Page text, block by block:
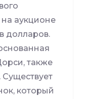
на аукционе
долларов.
также
который